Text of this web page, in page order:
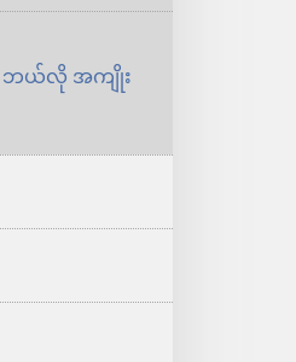
ဘယ်လို အကျိုး